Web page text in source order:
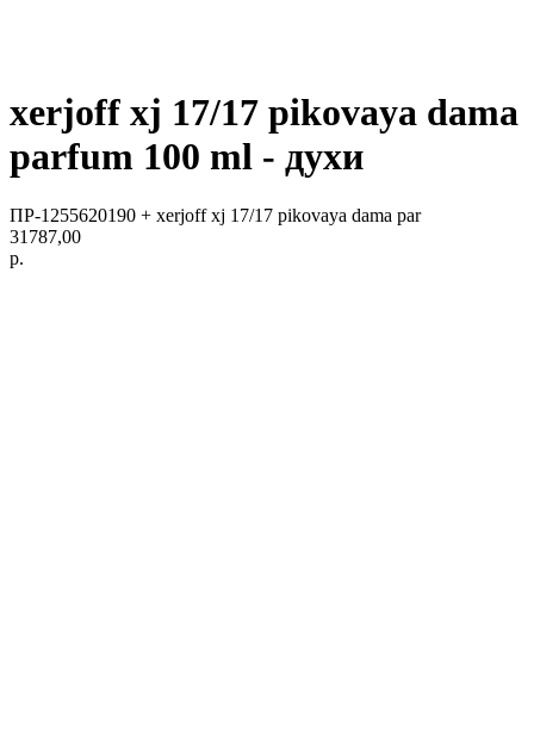
xerjoff xj 17/17 pikovaya dama
parfum 100 ml - духи
ПР-1255620190 + xerjoff xj 17/17 pikovaya dama par
31787,00
р.